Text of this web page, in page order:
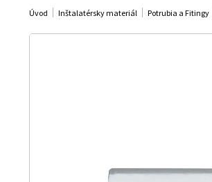
Úvod Inštalatérsky materiál Potrubia a Fitingy